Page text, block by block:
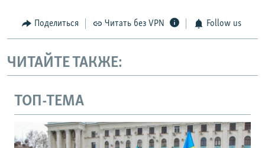
Поделиться Читать без VPN Follow us
ЧИТАЙТЕ ТАКЖЕ:
ТОП-ТЕМА